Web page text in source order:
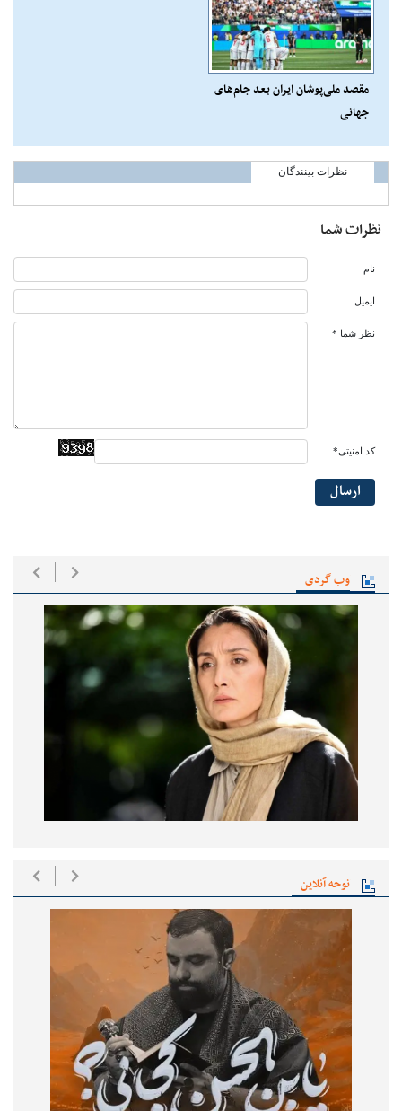
وب گردی
نوحه آنلاین
مقصد ملی‌پوشان ایران بعد جام‌های
جهانی
نظرات بینندگان
نظرات شما
نام
ایمیل
نظر شما *
کد امنیتی*
ارسال